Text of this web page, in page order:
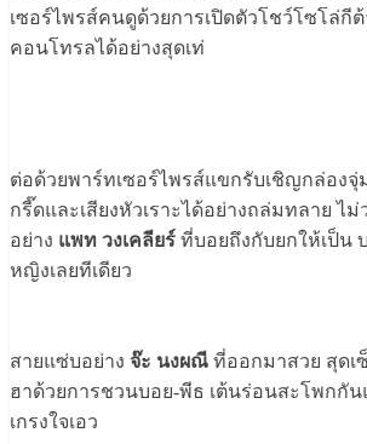
เซอร์ไพรส์คนดูด้วยการเปิดตัวโชว์โซโล่กี
คอนโทรลได้อย่างสุดเท่
ต่อด้วยพาร์ทเซอร์ไพรส์แขกรับเชิญกล่องจุ่
กรี๊ดและเสียงหัวเราะได้อย่างถล่มทลาย ไม่
อย่าง แพท วงเคลียร์ ที่บอยถึงกับยกให้เป็น
หญิงเลยทีเดียว
สายแซ่บอย่าง จ๊ะ นงผณี ที่ออกมาสวย สุดเ
ฮาด้วยการชวนบอย-พีธ เต้นร่อนสะโพกกัน
เกรงใจเอว